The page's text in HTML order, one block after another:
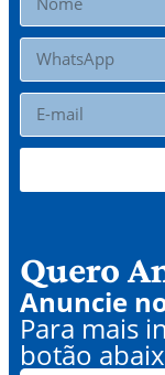
Quero
Anuncie
Para mais
botão